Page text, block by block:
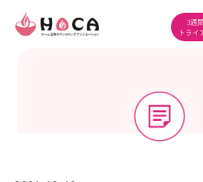
3週間
トライ